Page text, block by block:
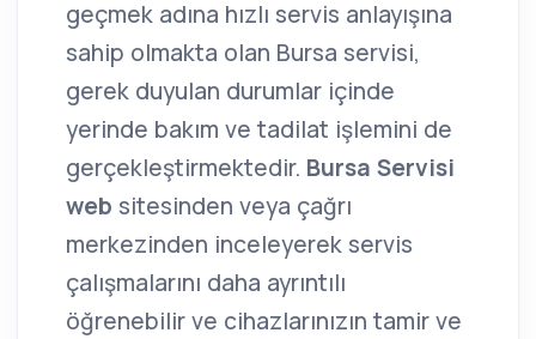
geçmek adına hızlı servis anlayışına
sahip olmakta olan Bursa servisi,
gerek duyulan durumlar içinde
yerinde bakım ve tadilat işlemini de
gerçekleştirmektedir. Bursa Servisi
web sitesinden veya çağrı
merkezinden inceleyerek servis
çalışmalarını daha ayrıntılı
öğrenebilir ve cihazlarınızın tamir ve